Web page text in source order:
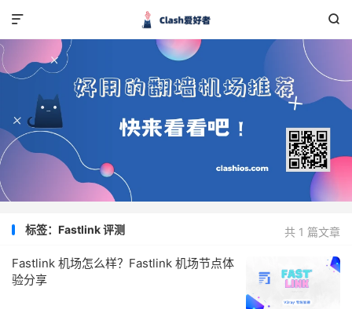


共 1 篇文章
标签：Fastlink 评测
Fastlink 机场怎么样？Fastlink 机场节点体
验分享